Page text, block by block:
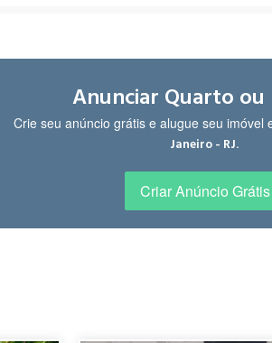
and peace. The most compelling
and peaceful districts in the Zona Sul,
This security is reinforced by an active
such as the impressive Palácio
services: large supermarkets, banks,
José. This concentration of amenities
For the culturally-minded individual, the
famous for its modern art and beautiful
at Praça São Salvador, which transforms
and Ipanema. This is the
local living, positioning Laranjeiras as
Anunciar Quarto ou
Crie seu anúncio grátis e alugue seu imóvel
Janeiro - RJ.
Criar Anúncio Grátis